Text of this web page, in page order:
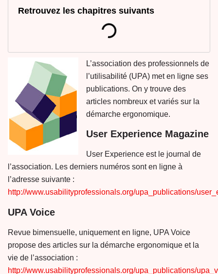
Retrouvez les chapitres suivants
L’association des professionnels de
l’utilisabilité (UPA) met en ligne ses
publications. On y trouve des
articles nombreux et variés sur la
démarche ergonomique.
User Experience Magazine
User Experience est le journal de
l’association. Les derniers numéros sont en ligne à
l’adresse suivante :
http://www.usabilityprofessionals.org/upa_publications/
UPA Voice
Revue bimensuelle, uniquement en ligne, UPA Voice
propose des articles sur la démarche ergonomique et la
vie de l’association :
http://www.usabilityprofessionals.org/upa_publications/